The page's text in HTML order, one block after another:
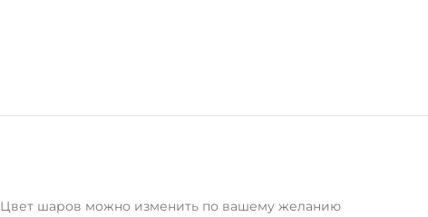
Цвет шаров можно изменить по вашему желанию